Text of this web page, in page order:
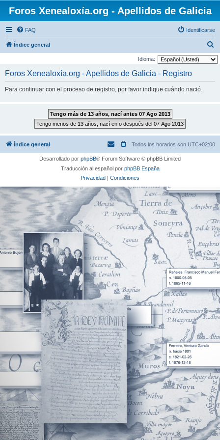
Foros Xenealoxía.org - Apellidos de Galicia
FAQ Identificarse
Índice general
u
Idioma:
Foros Xenealoxía.org - Apellidos de Galicia - Registro
Para continuar con el proceso de registro, por favor indique cuándo nació.
Índice general Todos los horarios son UTC+02:00
Desarrollado por phpBB® Forum Software © phpBB Limited
Traducción al español por phpBB España
Privacidad | Condiciones